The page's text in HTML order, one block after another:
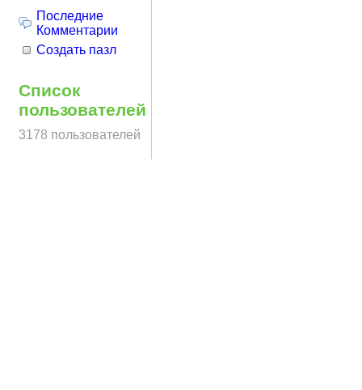
Последние
Комментарии
Создать пазл
Список
пользователей
3178 пользователей